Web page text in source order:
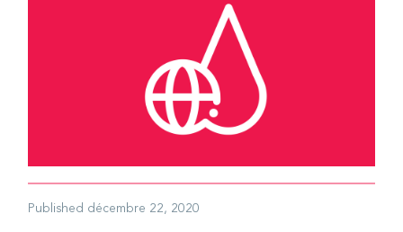
Published décembre 22, 2020